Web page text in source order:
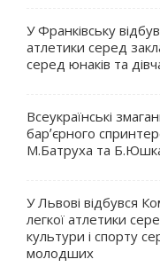
У Франківську
атлетики серед
серед юнаків та
Всеукраїнські
барʼєрного
М.Батруха та
У Львові відбувся
легкої атлетики
культури і спорту
молодших